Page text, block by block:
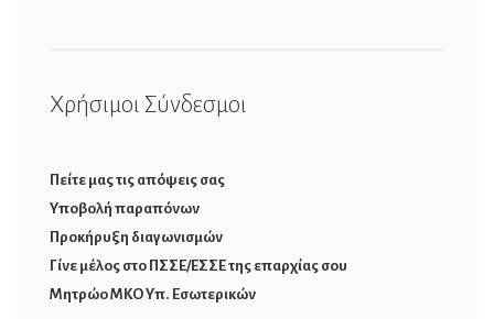
Χρήσιμοι Σύνδεσμοι
Πείτε μας τις απόψεις σας
Υποβολή παραπόνων
Προκήρυξη διαγωνισμών
Γίνε μέλος στο ΠΣΣΕ/ΕΣΣΕ της επαρχίας σου
Μητρώο ΜΚΟ Υπ. Εσωτερικών